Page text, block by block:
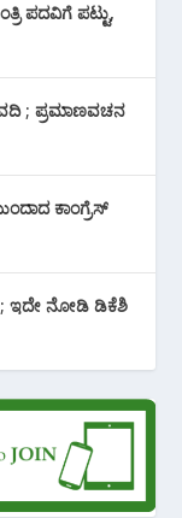
ಪದವಿಗೆ ‌ಪಟ್ಟು,
; ಪ್ರಮಾಣವಚನ
ಕಾಂಗ್ರೆಸ್
; ಇದೇ ನೋಡಿ‌ ಡಿಕೆಶಿ